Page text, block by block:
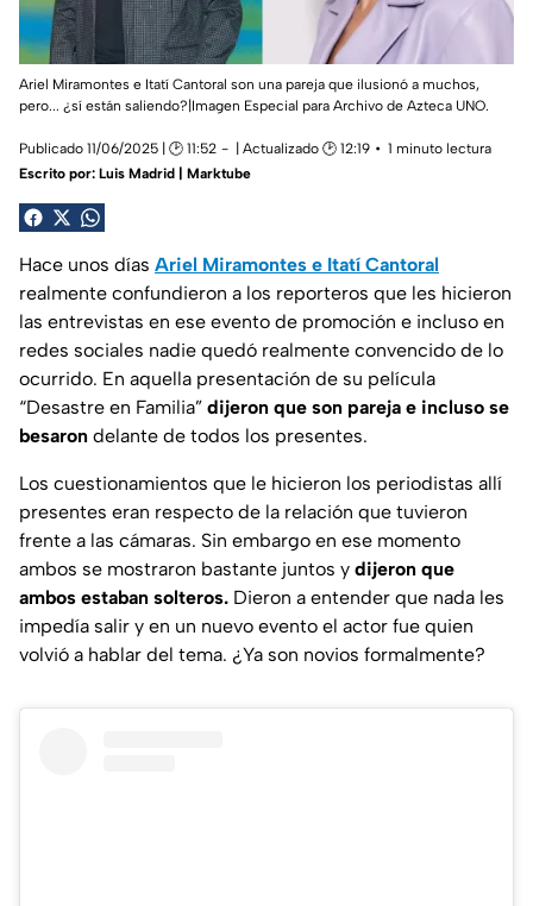
Ariel Miramontes e Itatí Cantoral son una pareja que ilusionó a muchos,
pero... ¿sí están saliendo?|Imagen Especial para Archivo de Azteca UNO.
Publicado 11/06/2025 | 🕑 11:52 | Actualizado 🕑 12:19
1 minuto lectura
Escrito por: Luis Madrid | Marktube
Hace unos días Ariel Miramontes e Itatí Cantoral
realmente confundieron a los reporteros que les hicieron
las entrevistas en ese evento de promoción e incluso en
redes sociales nadie quedó realmente convencido de lo
ocurrido. En aquella presentación de su película
“Desastre en Familia” dijeron que son pareja e incluso se
besaron delante de todos los presentes.
Los cuestionamientos que le hicieron los periodistas allí
presentes eran respecto de la relación que tuvieron
frente a las cámaras. Sin embargo en ese momento
ambos se mostraron bastante juntos y dijeron que
ambos estaban solteros. Dieron a entender que nada les
impedía salir y en un nuevo evento el actor fue quien
volvió a hablar del tema. ¿Ya son novios formalmente?